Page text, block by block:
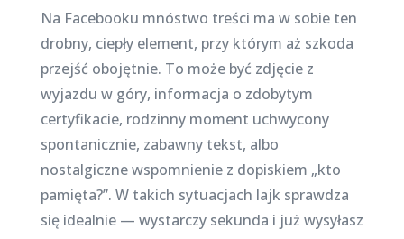
Na Facebooku mnóstwo treści ma w sobie ten
drobny, ciepły element, przy którym aż szkoda
przejść obojętnie. To może być zdjęcie z
wyjazdu w góry, informacja o zdobytym
certyfikacie, rodzinny moment uchwycony
spontanicznie, zabawny tekst, albo
nostalgiczne wspomnienie z dopiskiem „kto
pamięta?”. W takich sytuacjach lajk sprawdza
się idealnie — wystarczy sekunda i już wysyłasz